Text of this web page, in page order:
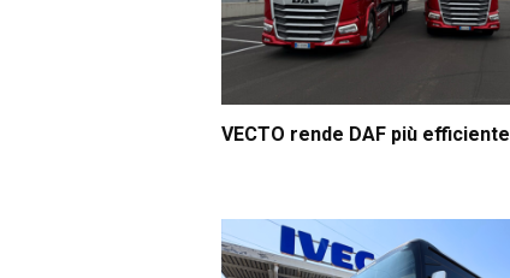
VECTO rende DAF più efficiente